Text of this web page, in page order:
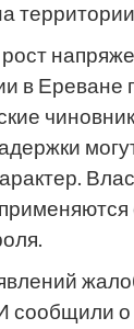
в Ереване
сообщили о